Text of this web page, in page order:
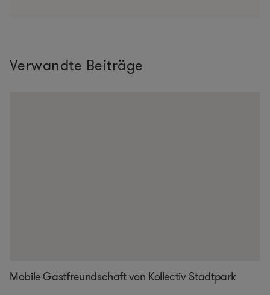
Verwandte Beiträge
Mobile Gastfreundschaft von Kollectiv Stadtpark